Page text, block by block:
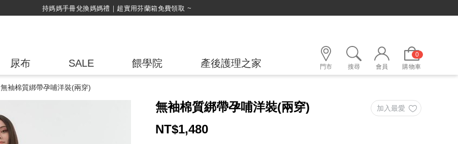
持媽媽手冊兌換媽媽禮｜超實用芬蘭箱免費領取 ~
尿布 SALE 餵學院 產後護理之家 門市 搜尋 會員
0
購物車
無袖棉質綁帶孕哺洋裝(兩穿)
無袖棉質綁帶孕哺洋裝(兩穿)
NT$1,480